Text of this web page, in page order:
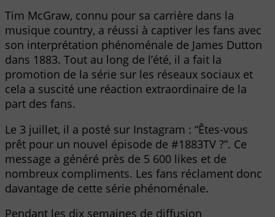
Tim McGraw, connu pour sa carrière dans la
musique country, a réussi à captiver les fans avec
son interprétation phénoménale de James Dutton
dans 1883. Tout au long de l’été, il a fait la
promotion de la série sur les réseaux sociaux et
cela a suscité une réaction extraordinaire de la
part des fans.
Le 3 juillet, il a posté sur Instagram : “Êtes-vous
prêt pour un nouvel épisode de #1883TV ?”. Ce
message a généré près de 5 600 likes et de
nombreux compliments. Les fans réclament donc
davantage de cette série phénoménale.
Pendant les dix semaines de diffusion